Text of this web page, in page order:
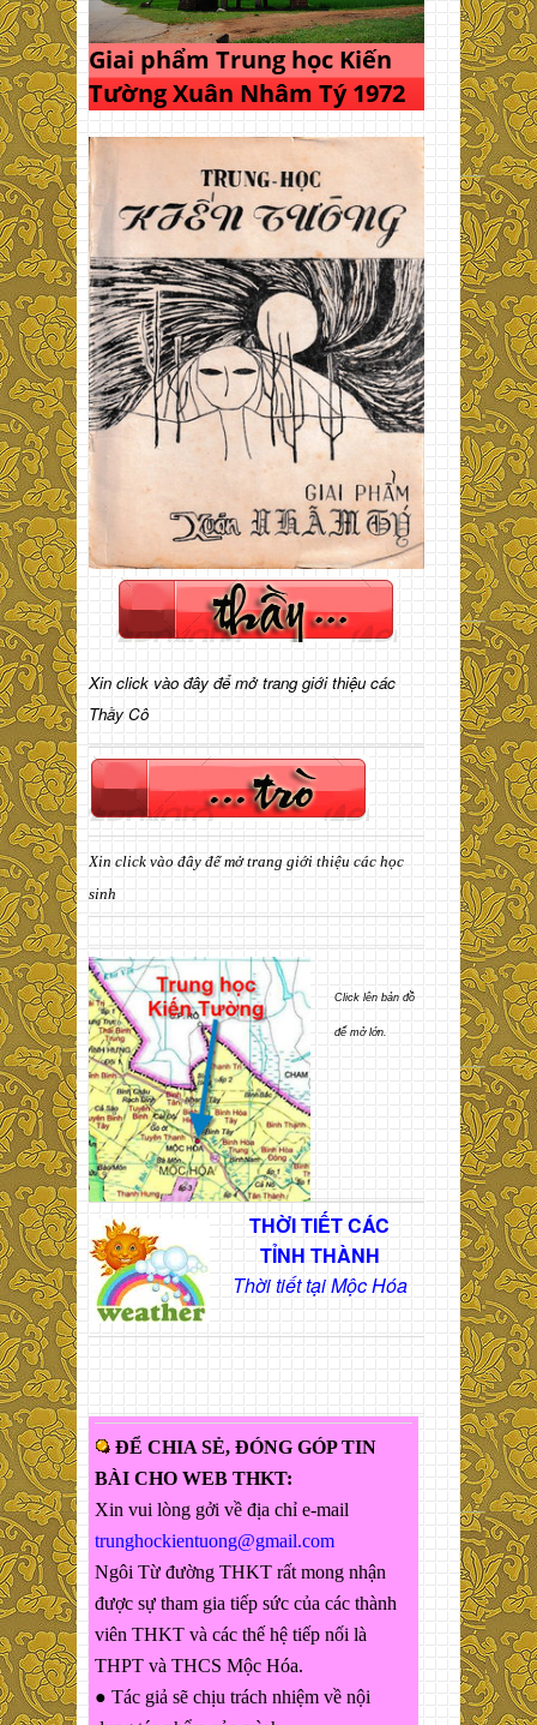
Giai phẩm Trung học Kiến
Tường Xuân Nhâm Tý 1972
Xin click vào đây để mở trang giới thiệu các
Thầy Cô
Xin click vào đây để mở trang giới thiệu các học
sinh
Click lên bản đồ
để mở lớn.
THỜI TIẾT CÁC
TỈNH THÀNH
Thời tiết tại Mộc Hóa
ĐỂ CHIA SẺ, ĐÓNG GÓP TIN
BÀI CHO WEB THKT:
Xin vui lòng gởi về địa chỉ e-mail
trunghockientuong@gmail.com
Ngôi Từ đường THKT rất mong nhận
được sự tham gia tiếp sức của các thành
viên THKT và các thế hệ tiếp nối là
THPT và THCS Mộc Hóa.
● Tác giả sẽ chịu trách nhiệm về nội